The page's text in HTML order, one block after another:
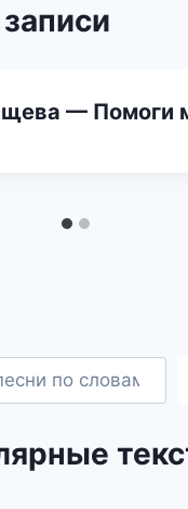
— Помоги